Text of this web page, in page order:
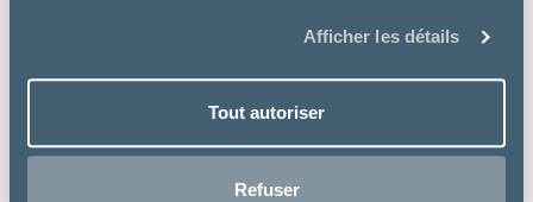
Afficher les détails
Tout autoriser
Refuser